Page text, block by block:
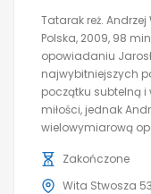
Tatarak reż.
Polska, 2009, 98
opowiadaniu
najwybitniejszych
początku subtelną i
miłości, jednak
wielowymiarową
Zakończone
Wita Stwosza